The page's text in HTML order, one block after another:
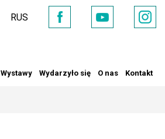
RUS
Facebook
YouTube
Wystawy Wydarzyło się O nas Kontakt